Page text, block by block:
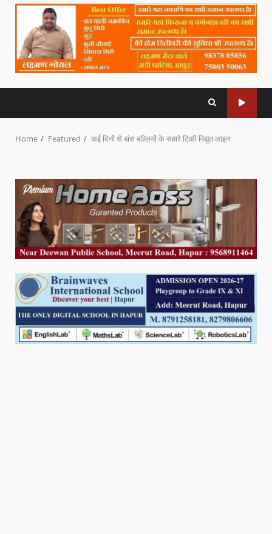
Home Featured कई दिनों से बांस बल्लियों के सहारे टिकी विद्युत लाइन